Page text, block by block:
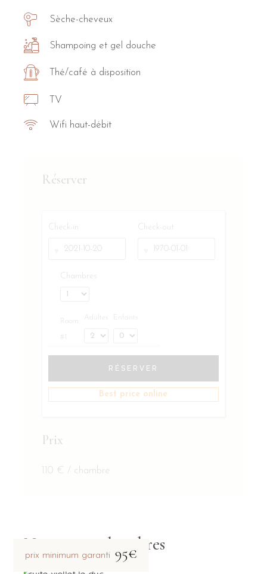
Sèche-cheveux
Shampoing et gel douche
Thé/café à disposition
TV
Wifi haut-débit
Réserver
Check-in Check-out
Chambres
Room
#1
Adultes Enfants
RÉSERVER
Best price online
Prix
110 € / chambre
Nos autres chambres
prix minimum garanti 95€